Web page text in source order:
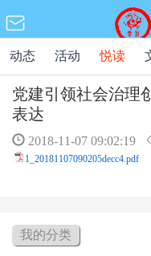
动态 活动 悦读
党建引领社会治
表达
2018-11-07 09:02:19
1_20181107090205decc4.pdf
我的分类